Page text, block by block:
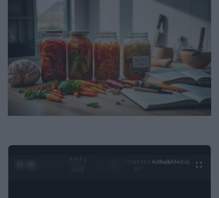
0:28 /
Ad hubMedia